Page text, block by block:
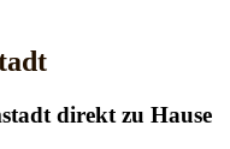
direkt zu Hause